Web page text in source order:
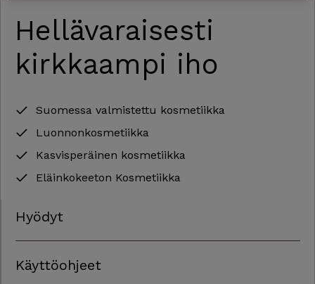
Hellävaraisesti
kirkkaampi iho​
Suomessa valmistettu kosmetiikka
Luonnonkosmetiikka
Kasvisperäinen kosmetiikka
Eläinkokeeton Kosmetiikka
Hyödyt
Käyttöohjeet